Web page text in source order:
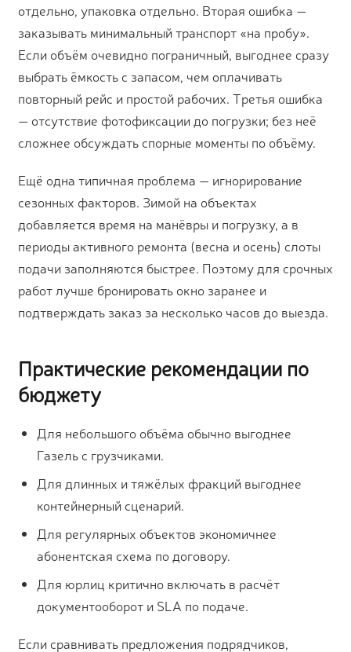
отдельно, упаковка отдельно. Вторая ошибка —
заказывать минимальный транспорт «на пробу».
Если объём очевидно пограничный, выгоднее сразу
выбрать ёмкость с запасом, чем оплачивать
повторный рейс и простой рабочих. Третья ошибка
— отсутствие фотофиксации до погрузки; без неё
сложнее обсуждать спорные моменты по объёму.
Ещё одна типичная проблема — игнорирование
сезонных факторов. Зимой на объектах
добавляется время на манёвры и погрузку, а в
периоды активного ремонта (весна и осень) слоты
подачи заполняются быстрее. Поэтому для срочных
работ лучше бронировать окно заранее и
подтверждать заказ за несколько часов до выезда.
Практические рекомендации по
бюджету
Для небольшого объёма обычно выгоднее
Газель с грузчиками.
Для длинных и тяжёлых фракций выгоднее
контейнерный сценарий.
Для регулярных объектов экономичнее
абонентская схема по договору.
Для юрлиц критично включать в расчёт
документооборот и SLA по подаче.
Если сравнивать предложения подрядчиков,